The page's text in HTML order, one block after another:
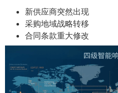
新供应商突然出现
采购地域战略转移
合同条款重大修改